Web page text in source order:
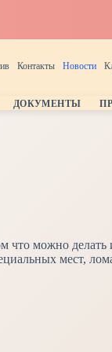
Контакты Новости
ДОКУМЕНТЫ
что можно
мест,